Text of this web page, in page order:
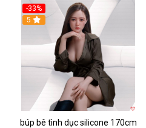
-33%
5
búp bê tình dục silicone 170cm